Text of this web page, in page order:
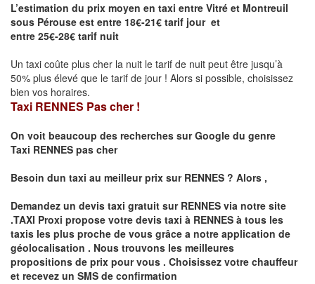
L’estimation du prix moyen en taxi entre Vitré et Montreuil
sous Pérouse est entre 18€-21€ tarif jour et
entre 25€-28€ tarif nuit
Un taxi coûte plus cher la nuit le tarif de nuit peut être jusqu’à
50% plus élevé que le tarif de jour ! Alors si possible, choisissez
bien vos horaires.
Taxi RENNES Pas cher !
On voit beaucoup des recherches sur Google du genre
Taxi RENNES pas cher
Besoin dun taxi au meilleur prix sur RENNES ? Alors ,
Demandez un devis taxi gratuit sur RENNES via notre site
.TAXI Proxi propose votre devis taxi à RENNES à tous les
taxis les plus proche de vous grâce a notre application de
géolocalisation . Nous trouvons les meilleures
propositions de prix pour vous . Choisissez votre chauffeur
et recevez un SMS de confirmation